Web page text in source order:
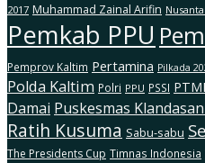
2017 Muhammad Zainal Arifin
Pemkab PPU
Pemprov Kaltim Pertamina Pilkada
Polda Kaltim Polri PPU PSSI
Damai Puskesmas
Ratih Kusuma Sabu-sabu
The Presidents Cup Timnas Indonesia